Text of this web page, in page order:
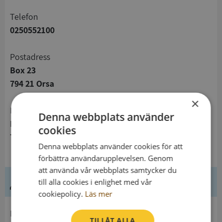
telefon
0250552100
Postadress
Box 23
794 21 Orsa
Parkgatan 1
794 31 Orsa
Ledning
×
Denna webbplats använder
cookies
Denna webbplats använder cookies för att
förbättra användarupplevelsen. Genom
att använda vår webbplats samtycker du
till alla cookies i enlighet med vår
cookiepolicy. Läs mer